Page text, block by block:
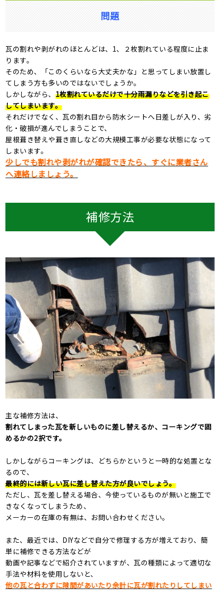
問題
瓦の割れや剥がれのほとんどは、 1、２枚割れている程度に止ま
ります。
そのため、「このくらいなら大丈夫かな」と思ってしまい放置し
てしまう方も多いのではないでしょうか。
しかしながら、 1枚割れているだけで十分雨漏りなどを引き起こ
してしまいます。
それだけでなく、瓦の割れ目から防水シートへ日差しが入り、劣
化・破損が進んでしまうことで、
屋根葺き替えや葺き直しなどの大規模工事が必要な状態になって
しまいます。
少しでも割れや剥がれが確認できたら、すぐに業者さん
へ連絡しましょう。
補修方法
主な補修方法は、
割れてしまった瓦を新しいものに差し替えるか、コーキングで固
めるかの2択です。
しかしながらコーキングは、どちらかというと一時的な処置とな
るので、
最終的には新しい瓦に差し替えた方が良いでしょう。
ただし、瓦を差し替える場合、今使っているものが無いと施工で
きなくなってしまうため、
メーカーの在庫の有無は、お問い合わせください。
また、最近では、 DIYなどで自分で修理する方が増えており、簡
単に補修できる方法などが
動画や記事などで紹介されていますが、瓦の種類によって適切な
手法や材料を使用しないと、
他の瓦と合わずに隙間があいたり余計に瓦が割れたりしてしまい